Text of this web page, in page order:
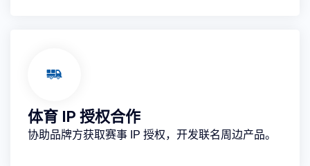
体育 IP 授权合作
协助品牌方获取赛事 IP 授权，开发联名周边产品。